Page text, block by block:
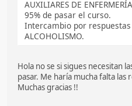
AUXILIARES DE
95% de pasar el curso.
Intercambio por respuestas
ALCOHOLISMO.
Hola no se si sigues necesitan
pasar. Me haría mucha falta las
Muchas gracias !!